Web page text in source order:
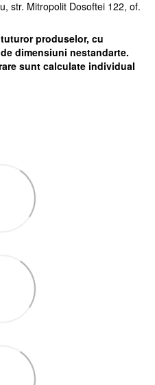
str. Mitropolit Dosoftei 122, of.
produselor, cu
dimensiuni nestandarte.
sunt calculate individual